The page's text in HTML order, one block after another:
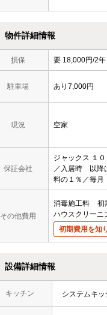
物件詳細情報
損保 要 18,000円/2
駐車場 あり7,000円
現況 空家
保証会社
ジャックス １
／入居時 以降
料の１％／毎月
その他費用
消毒施工料 初
ハウスクリーニ
初期費用を知
設備詳細情報
キッチン システムキッ